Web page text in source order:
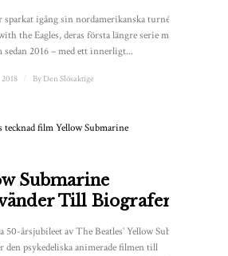
sparkat igång sin nordamerikanska turné – An
the Eagles, deras första längre serie med
sedan 2016 – med ett innerligt...
By Den Slösaktige
Submarine
Till Biograferna
50-årsjubileet av The Beatles’ Yellow Submarine
den psykedeliska animerade filmen till